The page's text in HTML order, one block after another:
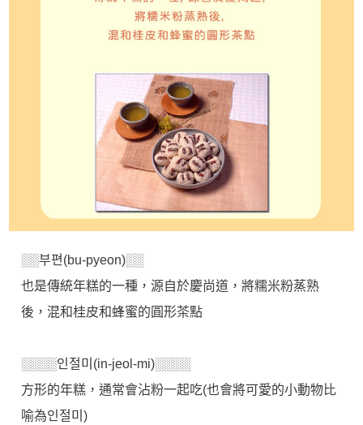
░░부편(bu-pyeon)░░
也是傳統年糕的一種，源自於慶尚道，將糯米粉蒸熟
後，混和桂皮和蜂蜜的圓形茶點
░░░░인절미(in-jeol-mi)░░░░
方形的年糕，通常會沾粉一起吃(也會將可愛的小動物比
喻為인절미)